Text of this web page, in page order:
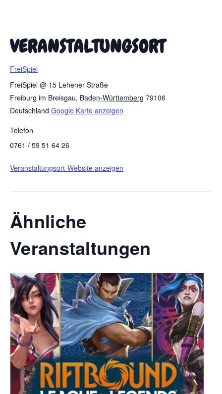
VERANSTALTUNGSORT
FreiSpiel
FreiSpiel @ 15 Lehener Straße
Freiburg im Breisgau, Baden-Württemberg 79106
Deutschland Google Karte anzeigen
Telefon
0761 / 59 51 64 26
Veranstaltungsort-Website anzeigen
Ähnliche
Veranstaltungen